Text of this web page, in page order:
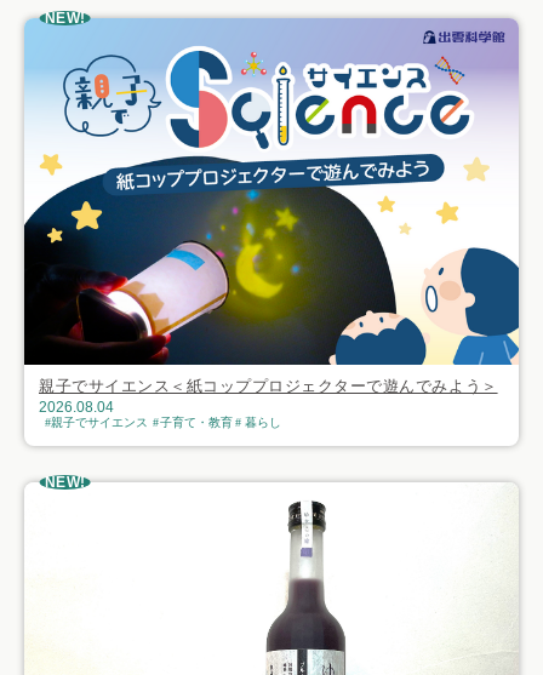
NEW!
親子でサイエンス＜紙コッププロジェクターで遊んでみよう＞
2026.08.04
親子でサイエンス 子育て・教育 暮らし
NEW!